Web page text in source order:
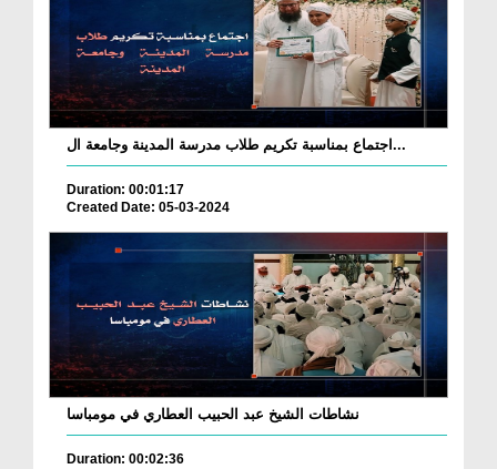
اجتماع بمناسبة تكريم طلاب مدرسة المدينة وجامعة ال...
Duration: 00:01:17
Created Date: 05-03-2024
نشاطات الشيخ عبد الحبيب العطاري في مومباسا
Duration: 00:02:36